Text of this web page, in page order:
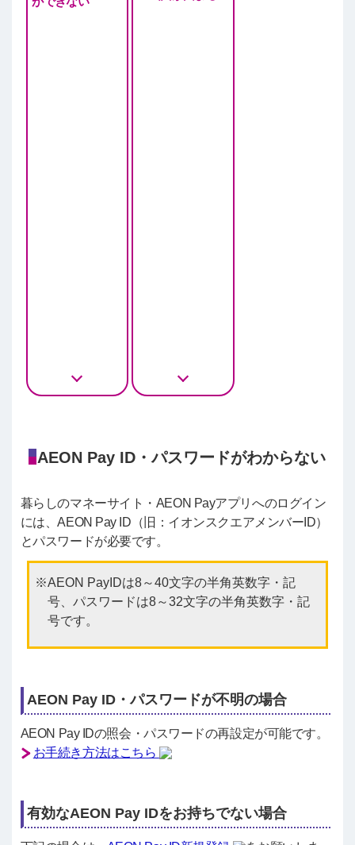
AEON Pay ID・パスワードがわからない
暮らしのマネーサイト・AEON Payアプリへのログイン
には、AEON Pay ID（旧：イオンスクエアメンバーID）
とパスワードが必要です。
AEON PayIDは8～40文字の半角英数字・記
号、パスワードは8～32文字の半角英数字・記
号です。
AEON Pay ID・パスワードが不明の場合
AEON Pay IDの照会・パスワードの再設定が可能です。
お手続き方法はこちら
有効なAEON Pay IDをお持ちでない場合